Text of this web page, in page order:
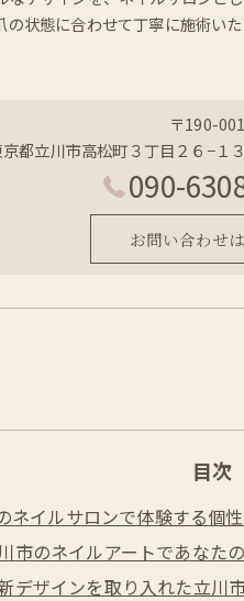
状態に合わせて丁寧に施術いた
〒190-
都立川市高松町３丁目２６−１
090-
お問い合わせ
目次
ネイルサロンで体験する個
市のネイルアートであなた
デザインを取り入れた立川